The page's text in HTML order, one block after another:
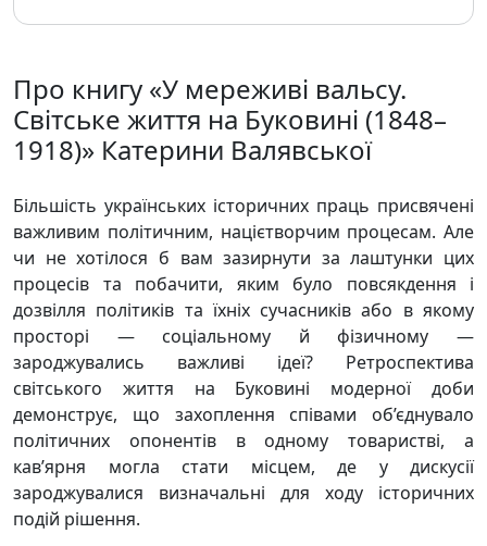
Про книгу «У мереживі вальсу.
Світське життя на Буковині (1848–
1918)» Катерини Валявської
Більшість українських історичних праць присвячені
важливим політичним, націєтворчим процесам. Але
чи не хотілося б вам зазирнути за лаштунки цих
процесів та побачити, яким було повсякдення і
дозвілля політиків та їхніх сучасників або в якому
просторі — соціальному й фізичному —
зароджувались важливі ідеї? Ретроспектива
світського життя на Буковині модерної доби
демонструє, що захоплення співами об’єднувало
політичних опонентів в одному товаристві, а
кав’ярня могла стати місцем, де у дискусії
зароджувалися визначальні для ходу історичних
подій рішення.